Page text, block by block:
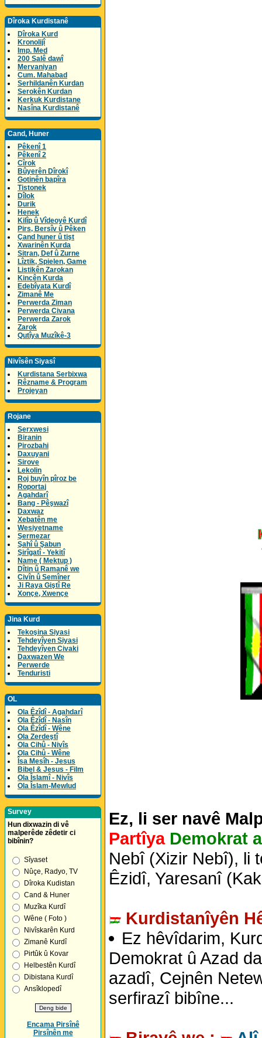
Dîroka Kurdistanê
Dîroka Kurd
Kronolijî
Imp. Med
200 Salê dawî
Mervaniyan
Cum. Mahabad
Serhildanên Kurdan
Serokên Kurdan
Kerkuk Kurdistane
Nasîna Kurdistanê
Cand, Huner
Pêkenî 1
Pêkenî 2
Cîrok
Bûyerên Dîrokî
Gotinên bapîra
Tistonek
Dîlok
Durik
Henek
Kilîp û Vîdeoyê Kurdî
Pirs, Bersîv û Pêken
Çand huner û tişt
Xwarinên Kurda
Sitran, Def û Zurne
Lîztik, Spielen, Game
Listikên Zarokan
Kincên Kurda
Edebîyata Kurdî
Zimanê Me
Perwerda Ziman
Perwerda Civana
Perwerda Zarok
Zarok
Qutîya Muzîkê-3
Nivîsên Siyasî
Kurdistana Serbixwa
Rêzname & Program
Projeyan
Rojane
Serxwesi
Biranin
Pirozbahi
Daxuyani
Sirove
Lekolin
Roj buyîn pîroz be
Roportaj
Agahdarî
Bang - Pêşwazî
Daxwaz
Xebatên me
Wesiyetname
Şermezar
Şahî û Şabun
Şirîgatî - Yekitî
Name ( Mektup )
Dîtin û Ramanê we
Civîn û Semîner
Ji Raya Giştî Re
Xonçe, Xwençe
Jina Kurd
Tekoşina Siyasi
Tehdeyîyen Siyasi
Tehdeyîyen Civaki
Daxwazen We
Perwerde
Tenduristi
OL
Ola Êzîdî - Agahdarî
Ola Êzîdî - Nasîn
Ola Êzîdî - Wêne
Ola Zerdeştî
Ola Cihû - Nivîs
Ola Cihû - Wêne
Îsa Mesîh - Jesus
Bibel & Jesus - Film
Ola Îslamî - Nivîs
Ola Îslam-Mewlud
Survey
Hun dixwazin di vê
malperêde zêdetir ci
bibînin?
Sîyaset
Nûçe, Radyo, TV
Dîroka Kudistan
Cand & Huner
Muzîka Kurdî
Wêne ( Foto )
Nivîskarên Kurd
Zimanê Kurdî
Pirtûk û Kovar
Helbestên Kurdî
Dibistana Kurdî
Ansîklopedî
Encama Pirsînê
Pirsînên me
Ez, li ser navê
Partîya Demokrat
Nebî (Xizir Nebî), li
Êzidî, Yaresanî
Kurdistanîyên
Ez hêvîdarim,
Demokrat û Azad
azadî, Cejnên
serfirazî bibîne...